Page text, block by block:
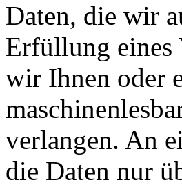
Daten, die wir
Erfüllung eines
wir Ihnen oder
verlangen. An
die Daten nur